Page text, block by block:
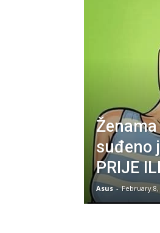
Ženama
suđeno
PRIJE
Asus - February 8,